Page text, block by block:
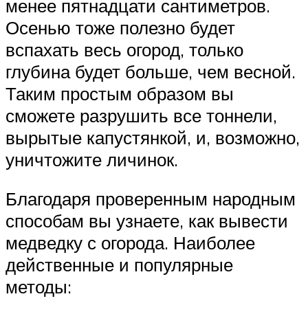
менее пятнадцати сантиметров.
Осенью тоже полезно будет
вспахать весь огород, только
глубина будет больше, чем весной.
Таким простым образом вы
сможете разрушить все тоннели,
вырытые капустянкой, и, возможно,
уничтожите личинок.
Благодаря проверенным народным
способам вы узнаете, как вывести
медведку с огорода. Наиболее
действенные и популярные
методы: